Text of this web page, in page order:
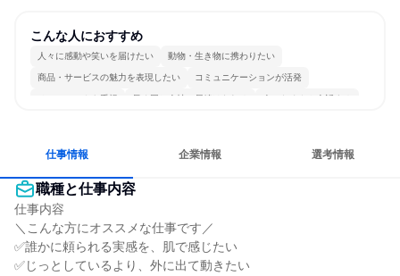
こんな人におすすめ
人々に感動や笑いを届けたい 動物・生き物に携わりたい
商品・サービスの魅力を表現したい コミュニケーションが活発
チームワークを重視 長く同じ会社に居続けられる 人とたくさん会話する
仕事情報 企業情報 選考情報
職種と仕事内容
仕事内容
＼こんな方にオススメな仕事です／
✅誰かに頼られる実感を、肌で感じたい
✅じっとしているより、外に出て動きたい